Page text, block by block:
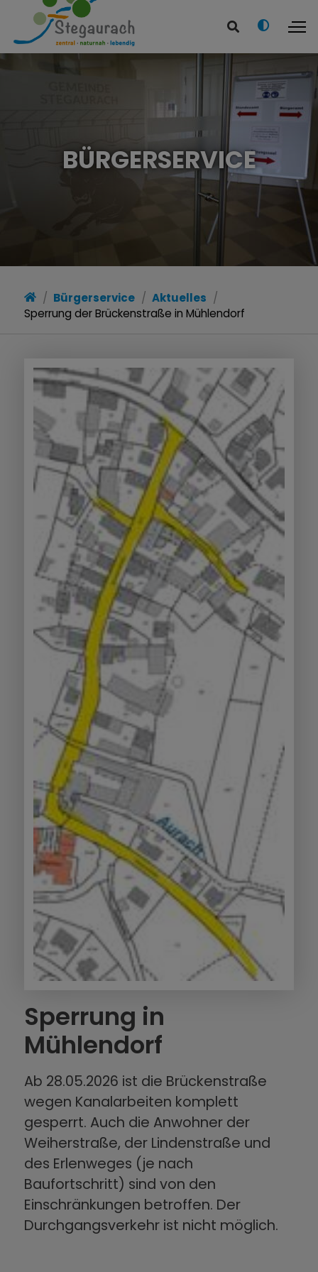
BÜRGERSERVICE
Bürgerservice
Aktuelles
Sperrung der Brückenstraße in Mühlendorf
Sperrung in
Mühlendorf
Ab 28.05.2026 ist die Brückenstraße
wegen Kanalarbeiten komplett
gesperrt. Auch die Anwohner der
Weiherstraße, der Lindenstraße und
des Erlenweges (je nach
Baufortschritt) sind von den
Einschränkungen betroffen. Der
Durchgangsverkehr ist nicht möglich.